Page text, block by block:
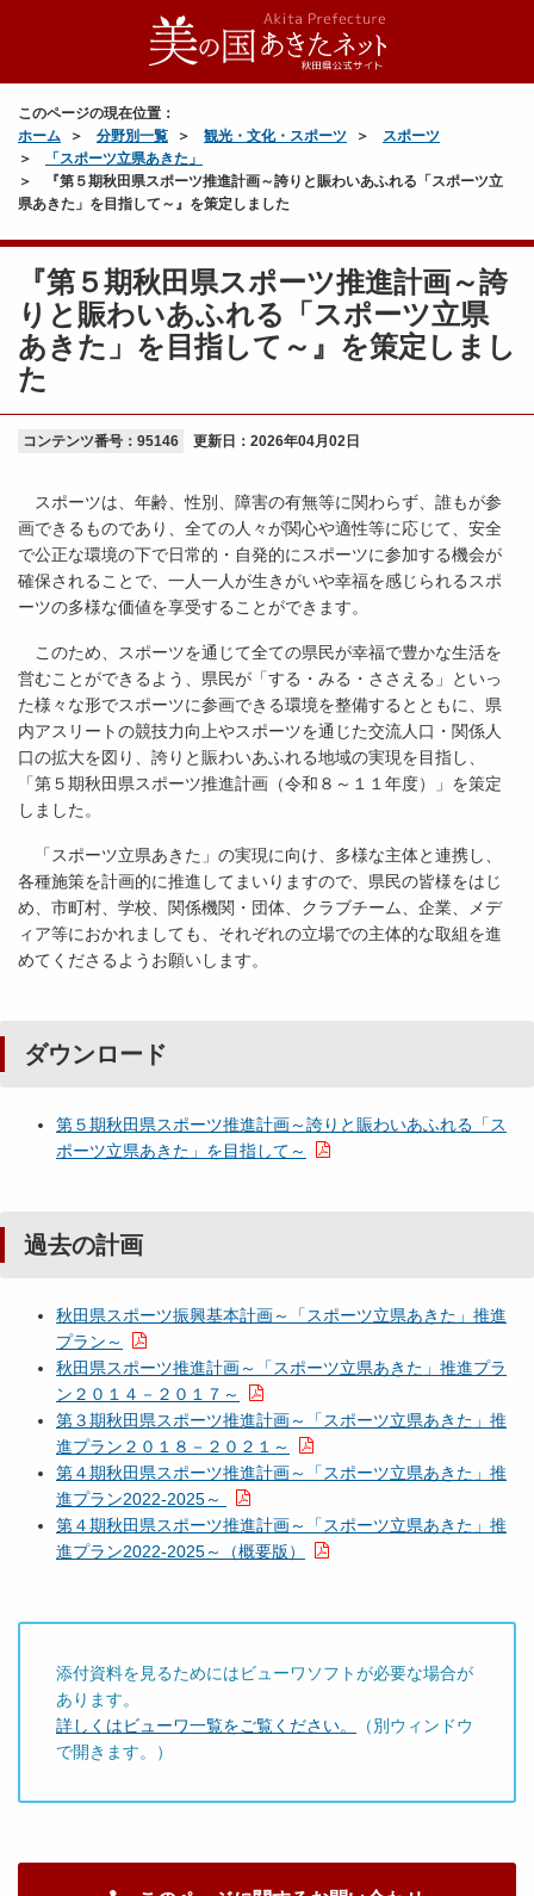
このページの現在位置：
ホーム
分野別一覧 観光・文化・スポーツ
スポーツ
「スポーツ立県あきた」
『第５期秋田県スポーツ推進計画～誇りと賑わいあふれる「スポーツ立
県あきた」を目指して～』を策定しました
『第５期秋田県スポーツ推進計画～誇
りと賑わいあふれる「スポーツ立県
あきた」を目指して～』を策定しまし
た
コンテンツ番号：95146 更新日： 2026年04月02日
スポーツは、年齢、性別、障害の有無等に関わらず、誰もが参
画できるものであり、全ての人々が関心や適性等に応じて、安全
で公正な環境の下で日常的・自発的にスポーツに参加する機会が
確保されることで、一人一人が生きがいや幸福を感じられるスポ
ーツの多様な価値を享受することができます。
このため、スポーツを通じて全ての県民が幸福で豊かな生活を
営むことができるよう、県民が「する・みる・ささえる」といっ
た様々な形でスポーツに参画できる環境を整備するとともに、県
内アスリートの競技力向上やスポーツを通じた交流人口・関係人
口の拡大を図り、誇りと賑わいあふれる地域の実現を目指し、
「第５期秋田県スポーツ推進計画（令和８～１１年度）」を策定
しました。
「スポーツ立県あきた」の実現に向け、多様な主体と連携し、
各種施策を計画的に推進してまいりますので、県民の皆様をはじ
め、市町村、学校、関係機関・団体、クラブチーム、企業、メデ
ィア等におかれましても、それぞれの立場での主体的な取組を進
めてくださるようお願いします。
ダウンロード
第５期秋田県スポーツ推進計画～誇りと賑わいあふれる「ス
ポーツ立県あきた」を目指して～
過去の計画
秋田県スポーツ振興基本計画～「スポーツ立県あきた」推進
プラン～
秋田県スポーツ推進計画～「スポーツ立県あきた」推進プラ
ン２０１４－２０１７～
第３期秋田県スポーツ推進計画～「スポーツ立県あきた」推
進プラン２０１８－２０２１～
第４期秋田県スポーツ推進計画～「スポーツ立県あきた」推
進プラン2022-2025～
第４期秋田県スポーツ推進計画～「スポーツ立県あきた」推
進プラン2022-2025～（概要版）
添付資料を見るためにはビューワソフトが必要な場合が
あります。
詳しくはビューワ一覧をご覧ください。
（別ウィンドウ
で開きます。）